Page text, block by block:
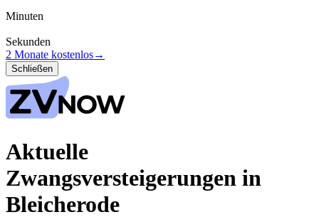
Minuten
Sekunden
2 Monate kostenlos→
Schließen
Aktuelle
Zwangsversteigerungen in
Bleicherode